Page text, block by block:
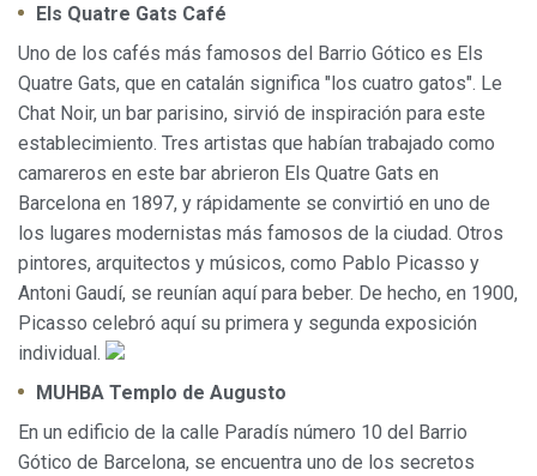
Els Quatre Gats Café
Uno de los cafés más famosos del Barrio Gótico es Els
Quatre Gats, que en catalán significa "los cuatro gatos". Le
Chat Noir, un bar parisino, sirvió de inspiración para este
establecimiento. Tres artistas que habían trabajado como
camareros en este bar abrieron Els Quatre Gats en
Barcelona en 1897, y rápidamente se convirtió en uno de
los lugares modernistas más famosos de la ciudad. Otros
pintores, arquitectos y músicos, como Pablo Picasso y
Antoni Gaudí, se reunían aquí para beber. De hecho, en 1900,
Picasso celebró aquí su primera y segunda exposición
individual.
MUHBA Templo de Augusto
En un edificio de la calle Paradís número 10 del Barrio
Gótico de Barcelona, se encuentra uno de los secretos